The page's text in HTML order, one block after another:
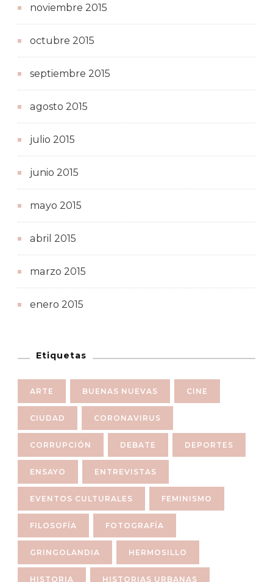
noviembre 2015
octubre 2015
septiembre 2015
agosto 2015
julio 2015
junio 2015
mayo 2015
abril 2015
marzo 2015
enero 2015
Etiquetas
ARTE BUENAS NUEVAS CINE
CIUDAD CORONAVIRUS
CORRUPCIÓN DEBATE DEPORTES
ENSAYO ENTREVISTAS
EVENTOS CULTURALES FEMINISMO
FILOSOFÍA FOTOGRAFÍA
GRINGOLANDIA HERMOSILLO
HISTORIA HISTORIAS URBANAS